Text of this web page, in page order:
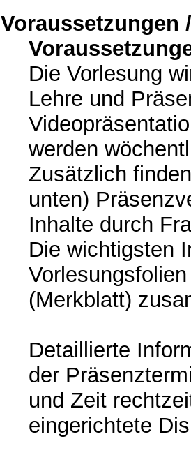
Voraussetzungen
Die Vorlesung
Lehre und
werden
Zusätzlich
unten)
Inhalte durch
Die wichtigsten
(Merkblatt)
Detaillierte
der
und Zeit
eingerichtete